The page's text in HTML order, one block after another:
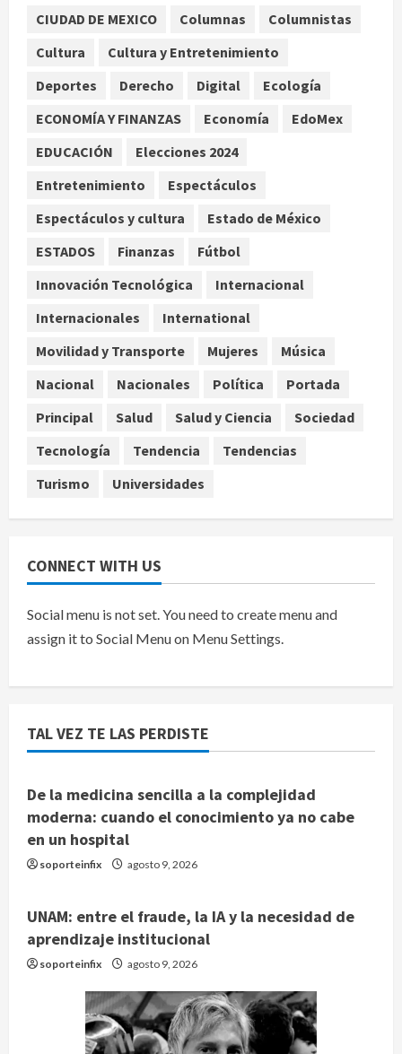
UNAM: entre el fraude, la IA y la
institucional
agosto 9, 2026
Fallece Jorge Messi, padre de
Lionel, a los 68 años en Rosario
4
Detienen a ‘El Pony’ con fusil M4,
drogas y arsenal en carretera de
agosto 9, 2026
Palacio de los Deportes con su tour
‘Hades: The Sacrifice’
CIUDAD DE MEXICO Columnas
Columnistas
Cultura
Cultura y Entretenimiento
Deportes
Derecho Digital
Ecología
ECONOMÍA Y FINANZAS
Economía
EdoMex
EDUCACIÓN
Elecciones 2024
Entretenimiento
Espectáculos
Espectáculos y cultura
Estado de México
ESTADOS
Finanzas
Fútbol
Innovación Tecnológica
Internacional
Internacionales
International
Movilidad y Transporte
Mujeres
Música
Nacional
Nacionales Política
Portada
Principal
Salud Salud y Ciencia
Sociedad
Tecnología
Tendencia
Tendencias
Turismo
Universidades
CONNECT WITH US
Social menu is not set. You need to create menu and
assign it to Social Menu on Menu Settings.
TAL VEZ TE LAS PERDISTE
De la medicina sencilla a la complejidad
moderna: cuando el conocimiento ya no cabe
en un hospital
soporteinfix agosto 9, 2026
UNAM: entre el fraude, la IA y la necesidad de
aprendizaje institucional
soporteinfix agosto 9, 2026